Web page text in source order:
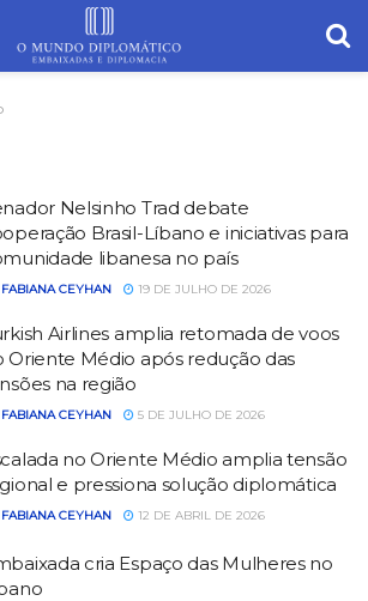
Nelsinho Trad debate
Brasil-Líbano e iniciativas para
libanesa no país
FABIANA CEYHAN 19 DE JULHO DE 2026
Airlines amplia retomada de voos
Oriente Médio após redução das
na região
FABIANA CEYHAN 5 DE JULHO DE 2026
no Oriente Médio amplia tensão
e pressiona solução diplomática
FABIANA CEYHAN 12 DE ABRIL DE 2026
cria Espaço das Mulheres no